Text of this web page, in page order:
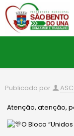
Publicado por
Atenção, atenção,
O Bloco